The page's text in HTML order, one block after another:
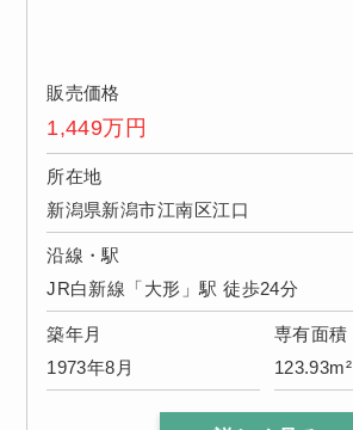
販売価格
1,449万円
所在地
新潟県新潟市江南区江口
沿線・駅
JR白新線「大形」駅 徒歩24分
築年月
1973年8月
専有面積
123.93m²